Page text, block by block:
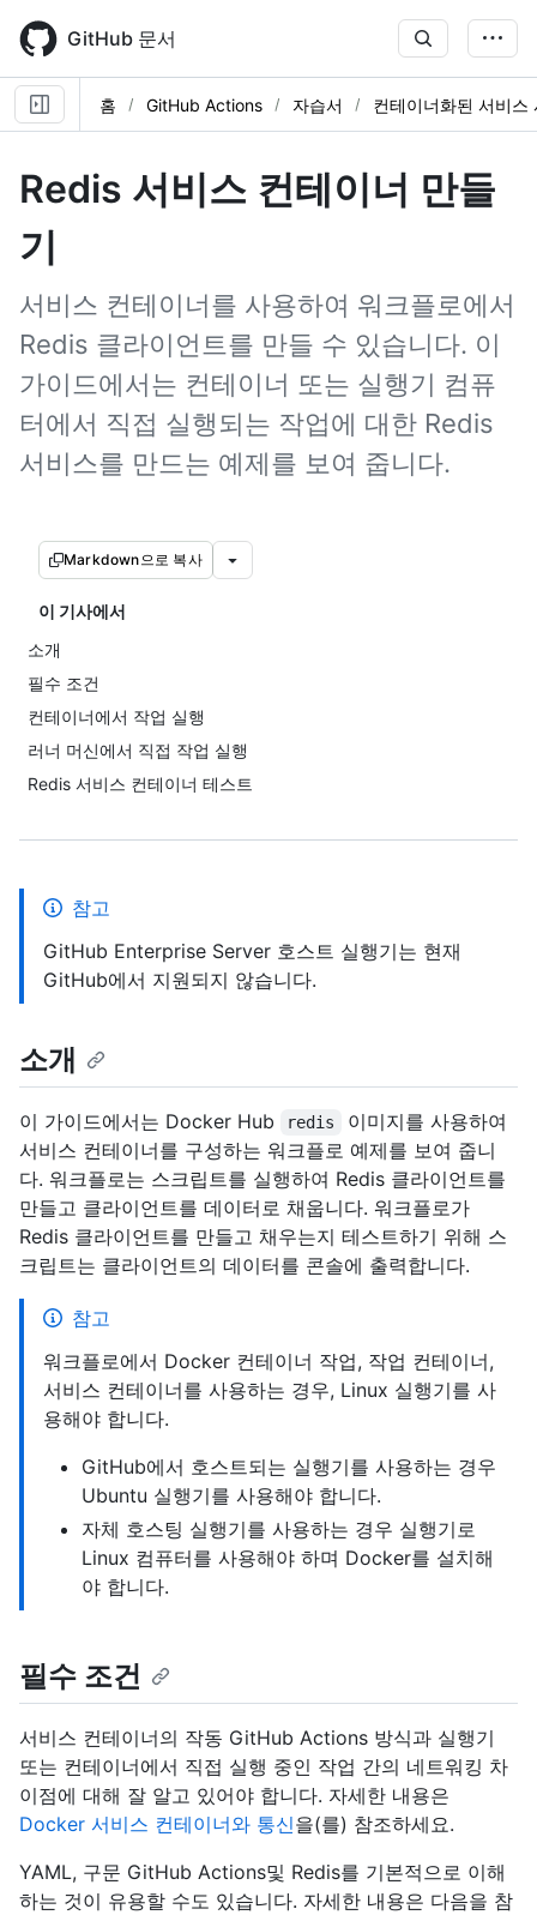
main
content
GitHub 문서
홈 GitHub Actions 자습서 컨테이너화된 서비스
Redis 서비스 컨테이너 만들
기
서비스 컨테이너를 사용하여 워크플로에서
Redis 클라이언트를 만들 수 있습니다. 이
가이드에서는 컨테이너 또는 실행기 컴퓨
터에서 직접 실행되는 작업에 대한 Redis
서비스를 만드는 예제를 보여 줍니다.
Markdown으로 복사
이 기사에서
소개
필수 조건
컨테이너에서 작업 실행
러너 머신에서 직접 작업 실행
Redis 서비스 컨테이너 테스트
참고
GitHub Enterprise Server 호스트 실행기는 현재
GitHub에서 지원되지 않습니다.
소개
이 가이드에서는 Docker Hub redis
이미지를 사용하여
서비스 컨테이너를 구성하는 워크플로 예제를 보여 줍니
다. 워크플로는 스크립트를 실행하여 Redis 클라이언트를
만들고 클라이언트를 데이터로 채웁니다. 워크플로가
Redis 클라이언트를 만들고 채우는지 테스트하기 위해 스
크립트는 클라이언트의 데이터를 콘솔에 출력합니다.
참고
워크플로에서 Docker 컨테이너 작업, 작업 컨테이너,
서비스 컨테이너를 사용하는 경우, Linux 실행기를 사
용해야 합니다.
GitHub에서 호스트되는 실행기를 사용하는 경우
Ubuntu 실행기를 사용해야 합니다.
자체 호스팅 실행기를 사용하는 경우 실행기로
Linux 컴퓨터를 사용해야 하며 Docker를 설치해
야 합니다.
필수 조건
서비스 컨테이너의 작동 GitHub Actions 방식과 실행기
또는 컨테이너에서 직접 실행 중인 작업 간의 네트워킹 차
이점에 대해 잘 알고 있어야 합니다. 자세한 내용은
Docker 서비스 컨테이너와 통신을(를) 참조하세요.
YAML, 구문 GitHub Actions및 Redis를 기본적으로 이해
하는 것이 유용할 수도 있습니다. 자세한 내용은 다음을 참